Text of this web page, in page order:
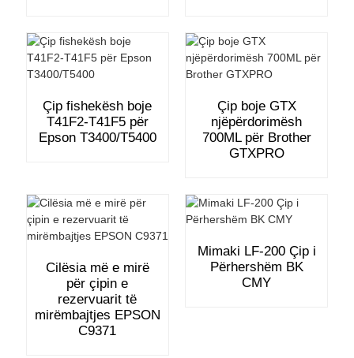
Çip fishekësh boje
T41F2-T41F5 për
Epson T3400/T5400
Çip boje GTX
njëpërdorimësh
700ML për Brother
GTXPRO
Cilësia më e mirë
për çipin e
rezervuarit të
mirëmbajtjes EPSON
C9371
Mimaki LF-200 Çip i
Përhershëm BK
CMY